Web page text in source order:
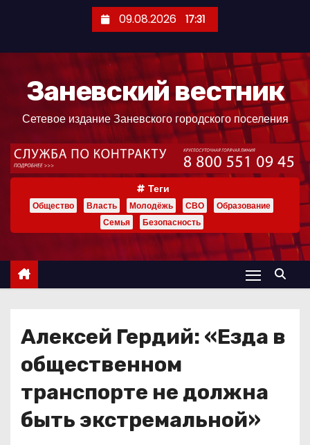
ж
09.08.2026 17:31
Заневский вестник
Сетевое издание Заневского городского поселения
Теги
Общество Власть Молодёжь СВО
Образование
Семья
Безопасность
Алексей Гердий: «Езда в
общественном
транспорте не должна
быть экстремальной»